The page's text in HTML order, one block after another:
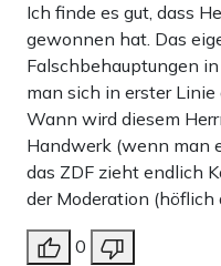
Ich finde es gut, dass
gewonnen hat. Das
Falschbehauptungen
man sich in erster Linie
Wann wird diesem
Handwerk (wenn man
das ZDF zieht endlich
der Moderation (höflich
0